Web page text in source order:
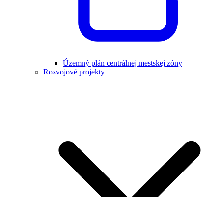
Územný plán centrálnej mestskej zóny
Rozvojové projekty